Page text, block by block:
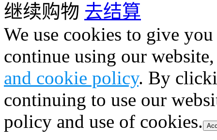
继续购物 去结算
We use cookies to give
continue using our
and cookie policy. By
continuing to use our
policy and use of cookies.